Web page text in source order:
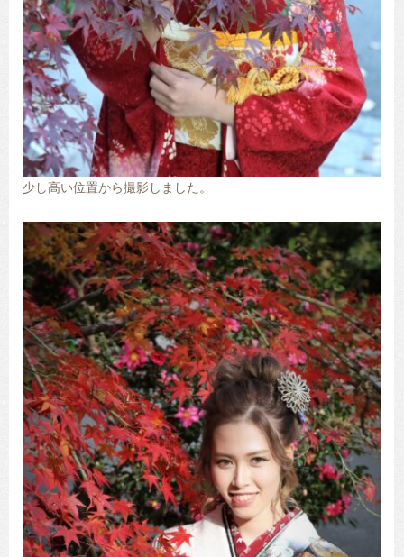
少し高い位置から撮影しました。